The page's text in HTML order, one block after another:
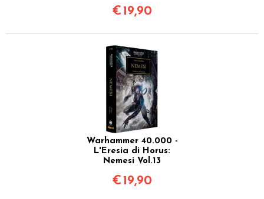
€ 19,90
Warhammer 40.000 -
L'Eresia di Horus:
Nemesi Vol.13
€ 19,90